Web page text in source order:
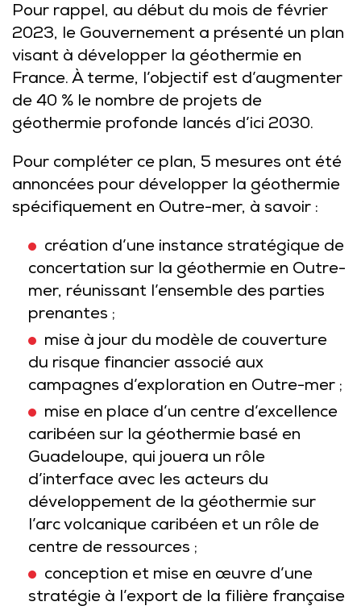
Pour rappel, au début du mois de février
2023, le Gouvernement a présenté un plan
visant à développer la géothermie en
France. À terme, l’objectif est d’augmenter
de 40 % le nombre de projets de
géothermie profonde lancés d’ici 2030.
Pour compléter ce plan, 5 mesures ont été
annoncées pour développer la géothermie
spécifiquement en Outre-mer, à savoir :
création d’une instance stratégique de
concertation sur la géothermie en Outre-
mer, réunissant l’ensemble des parties
prenantes ;
mise à jour du modèle de couverture
du risque financier associé aux
campagnes d’exploration en Outre-mer ;
mise en place d’un centre d’excellence
caribéen sur la géothermie basé en
Guadeloupe, qui jouera un rôle
d’interface avec les acteurs du
développement de la géothermie sur
l’arc volcanique caribéen et un rôle de
centre de ressources ;
conception et mise en œuvre d’une
stratégie à l’export de la filière française